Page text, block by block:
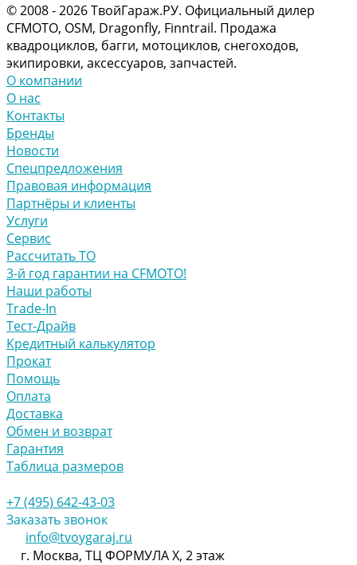
© 2008 - 2026 ТвойГараж.РУ. Официальный дилер
CFMOTO, OSM, Dragonfly, Finntrail. Продажа
квадроциклов, багги, мотоциклов, снегоходов,
экипировки, аксессуаров, запчастей.
О компании
О нас
Контакты
Бренды
Новости
Спецпредложения
Правовая информация
Партнёры и клиенты
Услуги
Сервис
Рассчитать ТО
3-й год гарантии на CFMOTO!
Наши работы
Trade-In
Тест-Драйв
Кредитный калькулятор
Прокат
Помощь
Оплата
Доставка
Обмен и возврат
Гарантия
Таблица размеров
+7 (495) 642-43-03
Заказать звонок
info@tvoygaraj.ru
г. Москва, ТЦ ФОРМУЛА Х, 2 этаж